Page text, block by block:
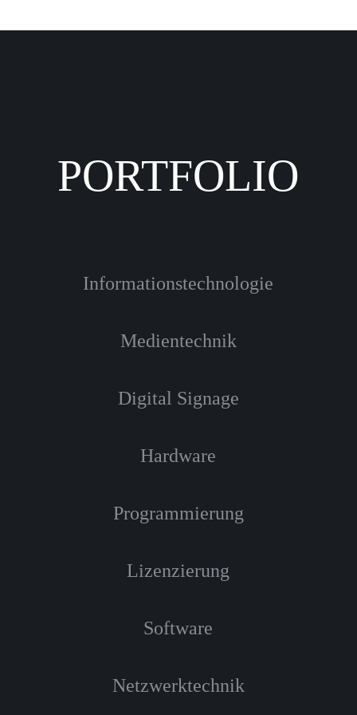
PORTFOLIO
Informationstechnologie
Medientechnik
Digital Signage
Hardware
Programmierung
Lizenzierung
Software
Netzwerktechnik